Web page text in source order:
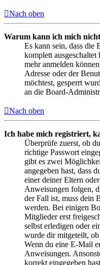
Nach oben
Warum kann ich mich
Es kann sein, dass die
komplett
mehr anmelden
Adresse oder der
möchtest, gesperrt
an die Board-
Nach oben
Ich habe mich registriert,
Überprüfe zuerst, ob
richtige Passwort
gibt es zwei
angegeben hast, dass
einer deiner Eltern
Anweisungen folgen,
der Fall ist, muss dein
werden. Bei einigen
Mitglieder erst
selbst erledigen oder
wurde dir mitgeteilt,
Wenn du eine E-Mail
Anweisungen.
korrekt eingegeben